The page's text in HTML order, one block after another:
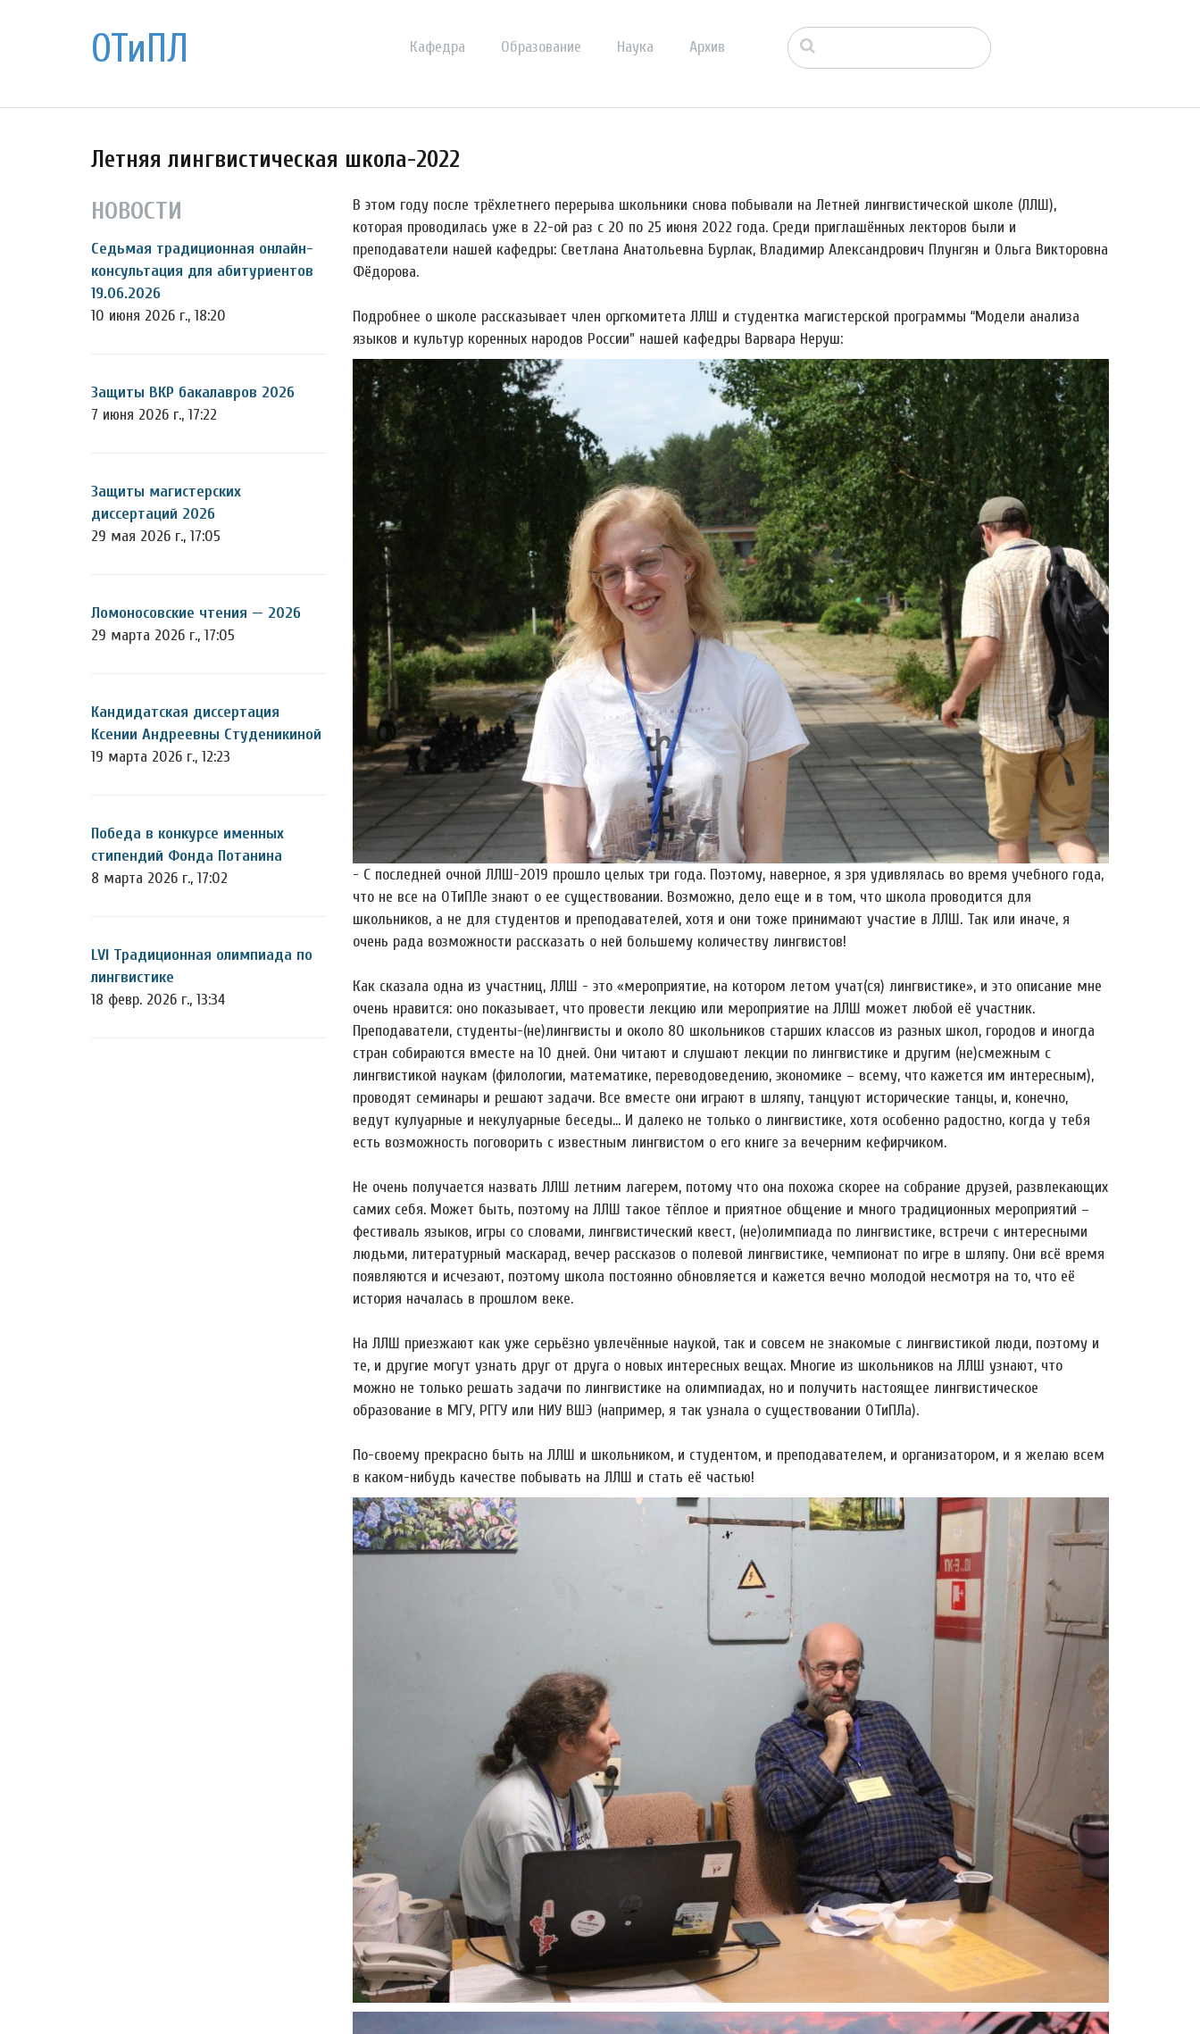
ОТиПЛ Кафедра Образование Наука Архив
Летняя лингвистическая школа-2022
НОВОСТИ
Седьмая традиционная онлайн-
консультация для абитуриентов
19.06.2026
10 июня 2026 г., 18:20
Защиты ВКР бакалавров 2026
7 июня 2026 г., 17:22
Защиты магистерских
диссертаций 2026
29 мая 2026 г., 17:05
Ломоносовские чтения — 2026
29 марта 2026 г., 17:05
Кандидатская диссертация
Ксении Андреевны Студеникиной
19 марта 2026 г., 12:23
Победа в конкурсе именных
стипендий Фонда Потанина
8 марта 2026 г., 17:02
LVI Традиционная олимпиада по
лингвистике
18 февр. 2026 г., 13:34
В этом году после трёхлетнего перерыва школьники снова побывали на Летней лингвистической школе (ЛЛШ),
которая проводилась уже в 22-ой раз с 20 по 25 июня 2022 года. Среди приглашённых лекторов были и
преподаватели нашей кафедры: Светлана Анатольевна Бурлак, Владимир Александрович Плунгян и Ольга Викторовна
Фёдорова.
Подробнее о школе рассказывает член оргкомитета ЛЛШ и студентка магистерской программы “Модели анализа
языков и культур коренных народов России” нашей кафедры Варвара Неруш:
- С последней очной ЛЛШ-2019 прошло целых три года. Поэтому, наверное, я зря удивлялась во время учебного года,
что не все на ОТиПЛе знают о ее существовании. Возможно, дело еще и в том, что школа проводится для
школьников, а не для студентов и преподавателей, хотя и они тоже принимают участие в ЛЛШ. Так или иначе, я
очень рада возможности рассказать о ней большему количеству лингвистов!
Как сказала одна из участниц, ЛЛШ - это «мероприятие, на котором летом учат(ся) лингвистике», и это описание мне
очень нравится: оно показывает, что провести лекцию или мероприятие на ЛЛШ может любой её участник.
Преподаватели, студенты-(не)лингвисты и около 80 школьников старших классов из разных школ, городов и иногда
стран собираются вместе на 10 дней. Они читают и слушают лекции по лингвистике и другим (не)смежным с
лингвистикой наукам (филологии, математике, переводоведению, экономике – всему, что кажется им интересным),
проводят семинары и решают задачи. Все вместе они играют в шляпу, танцуют исторические танцы, и, конечно,
ведут кулуарные и некулуарные беседы… И далеко не только о лингвистике, хотя особенно радостно, когда у тебя
есть возможность поговорить с известным лингвистом о его книге за вечерним кефирчиком.
Не очень получается назвать ЛЛШ летним лагерем, потому что она похожа скорее на собрание друзей, развлекающих
самих себя. Может быть, поэтому на ЛЛШ такое тёплое и приятное общение и много традиционных мероприятий –
фестиваль языков, игры со словами, лингвистический квест, (не)олимпиада по лингвистике, встречи с интересными
людьми, литературный маскарад, вечер рассказов о полевой лингвистике, чемпионат по игре в шляпу. Они всё время
появляются и исчезают, поэтому школа постоянно обновляется и кажется вечно молодой несмотря на то, что её
история началась в прошлом веке.
На ЛЛШ приезжают как уже серьёзно увлечённые наукой, так и совсем не знакомые с лингвистикой люди, поэтому и
те, и другие могут узнать друг от друга о новых интересных вещах. Многие из школьников на ЛЛШ узнают, что
можно не только решать задачи по лингвистике на олимпиадах, но и получить настоящее лингвистическое
образование в МГУ, РГГУ или НИУ ВШЭ (например, я так узнала о существовании ОТиПЛа).
По-своему прекрасно быть на ЛЛШ и школьником, и студентом, и преподавателем, и организатором, и я желаю всем
в каком-нибудь качестве побывать на ЛЛШ и стать её частью!